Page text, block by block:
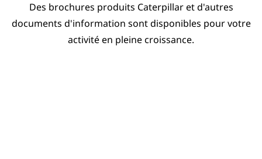
Des brochures produits Caterpillar et d'autres
documents d'information sont disponibles pour votre
activité en pleine croissance.